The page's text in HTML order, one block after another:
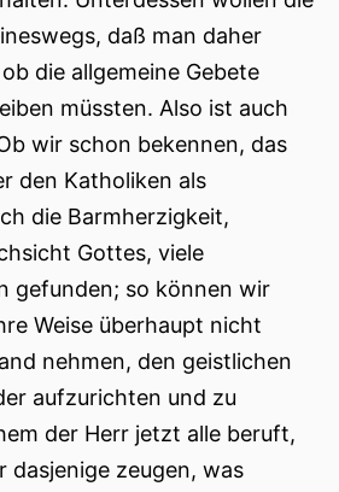
daß man daher
die allgemeine Gebete
müssten. Also ist auch
wir schon bekennen, das
den Katholiken als
die Barmherzigkeit,
Gottes, viele
gefunden; so können wir
Weise überhaupt nicht
nehmen, den geistlichen
aufzurichten und zu
der Herr jetzt alle beruft,
dasjenige zeugen, was